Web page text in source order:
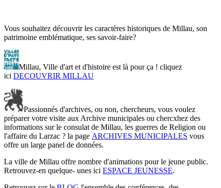
Vous souhaitez découvrir les caractères historiques de Millau, son
patrimoine emblématique, ses savoir-faire?
Millau, Ville d'art et d'histoire est là pour ça ! cliquez
ici DECOUVRIR MILLAU
Passionnés d'archives, ou non, chercheurs, vous voulez
préparer votre visite aux Archive municipales ou chercxhez des
informations sur le consulat de Millau, les guerres de Religion ou
l'affaire du Larzac ? la page ARCHIVES MUNICIPALES vous
offre un large panel de données.
La ville de Millau offre nombre d'animations pour le jeune public.
Retrouvez-en quelque- unes ici ESPACE JEUNESSE.